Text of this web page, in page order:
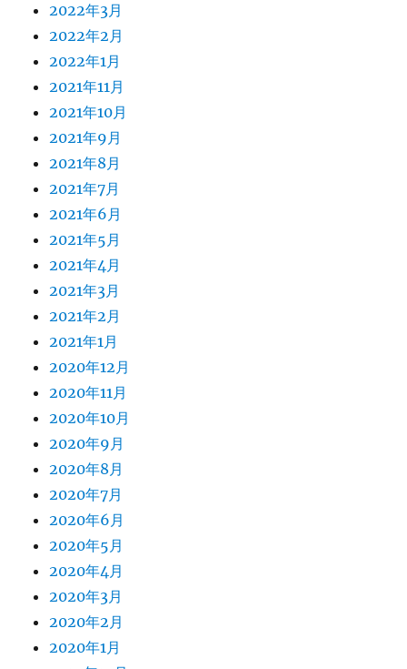
2022年3月
2022年2月
2022年1月
2021年11月
2021年10月
2021年9月
2021年8月
2021年7月
2021年6月
2021年5月
2021年4月
2021年3月
2021年2月
2021年1月
2020年12月
2020年11月
2020年10月
2020年9月
2020年8月
2020年7月
2020年6月
2020年5月
2020年4月
2020年3月
2020年2月
2020年1月